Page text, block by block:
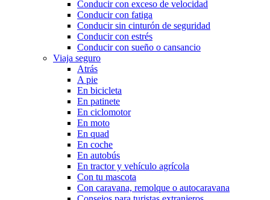
Conducir con exceso de velocidad
Conducir con fatiga
Conducir sin cinturón de seguridad
Conducir con estrés
Conducir con sueño o cansancio
Viaja seguro
Atrás
A pie
En bicicleta
En patinete
En ciclomotor
En moto
En quad
En coche
En autobús
En tractor y vehículo agrícola
Con tu mascota
Con caravana, remolque o autocaravana